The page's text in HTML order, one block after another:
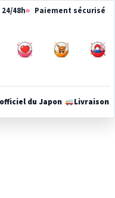
48h Paiement sécurisé
du Japon Livraison